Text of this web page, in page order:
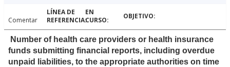
Comentar
Number of health care providers or health insurance
funds submitting financial reports, including overdue
unpaid liabilities, to the appropriate authorities on time